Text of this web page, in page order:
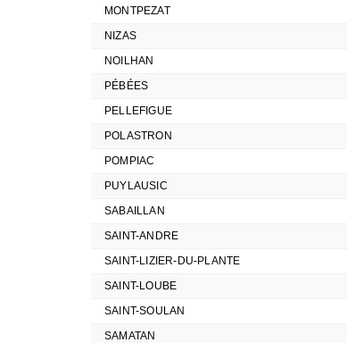
MONTPEZAT
NIZAS
NOILHAN
PÉBÉES
PELLEFIGUE
POLASTRON
POMPIAC
PUYLAUSIC
SABAILLAN
SAINT-ANDRE
SAINT-LIZIER-DU-PLANTE
SAINT-LOUBE
SAINT-SOULAN
SAMATAN